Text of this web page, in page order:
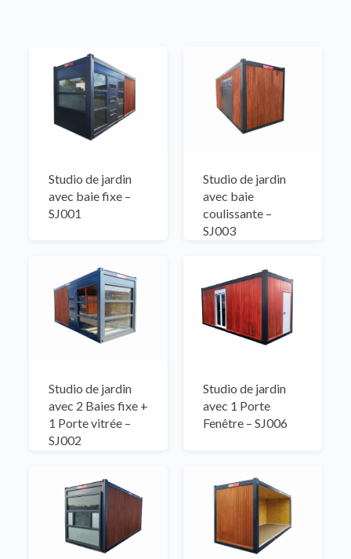
Studio de jardin
avec baie fixe –
SJ001
Studio de jardin
avec baie
coulissante –
SJ003
Studio de jardin
avec 2 Baies fixe +
1 Porte vitrée –
SJ002
Studio de jardin
avec 1 Porte
Fenêtre – SJ006